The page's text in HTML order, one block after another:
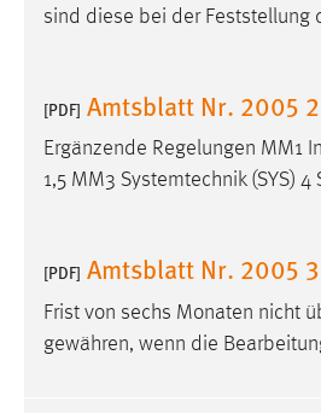
sind diese bei der Feststellung
[PDF] Amtsblatt Nr. 2005 2
Ergänzende Regelungen MM1
1,5 MM3 Systemtechnik (SYS)
[PDF] Amtsblatt Nr. 2005 3
Frist von sechs Monaten nicht
gewähren, wenn die